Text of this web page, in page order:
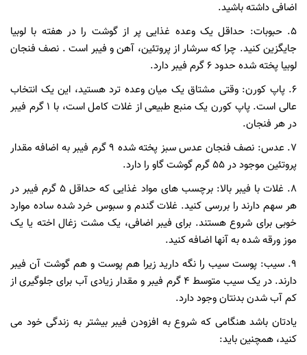
اضافی داشته باشید.
۵. حبوبات: حداقل یک وعده غذایی پر از گوشت را در هفته با لوبیا
جایگزین کنید. چرا که سرشار از پروتئین، آهن و فیبر است . نصف فنجان
لوبیا پخته شده حدود ۶ گرم فیبر دارد.
۶. پاپ کورن: وقتی مشتاق یک میان وعده ترد هستید، این یک انتخاب
عالی است. پاپ کورن یک منبع طبیعی از غلات کامل است، با ۱ گرم فیبر
در هر فنجان.
۷. عدس: نصف فنجان عدس سبز پخته شده ۹ گرم فیبر به اضافه مقدار
پروتئین موجود در ۵۵ گرم گوشت گاو را دارد.
۸. غلات با فیبر بالا: برچسب های مواد غذایی‌ که حداقل ۵ گرم فیبر در
هر سهم دارند را بررسی کنید. غلات گندم و سبوس خرد شده ساده موارد
خوبی برای شروع هستند. برای فیبر اضافی، یک مشت زغال اخته یا یک
موز ورقه شده به آنها اضافه کنید.
۹. سیب: پوست سیب را نگه دارید زیرا هم پوست و هم گوشت آن فیبر
دارند. در یک سیب متوسط ۴ گرم فیبر و مقدار زیادی آب برای جلوگیری از
کم آب شدن بدنتان وجود دارد.
یادتان باشد هنگامی که شروع به افزودن فیبر بیشتر به زندگی خود می
کنید، همچنین باید: